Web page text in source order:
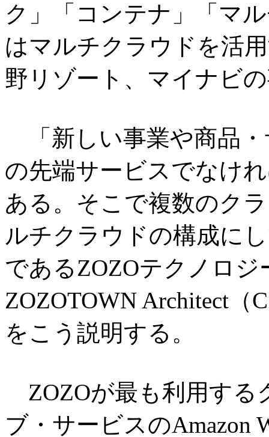
ク」「コンテナ」「マ
はマルチクラウドを活
野リゾート、マイナビ
「新しい事業や商品
の先端サービスでなけ
ある。そこで複数のク
ルチクラウドの構成に
であるZOZOテクノロ
ZOZOTOWN Architect
をこう説明する。
ZOZOが最も利用する
ブ・サービスのAmazon